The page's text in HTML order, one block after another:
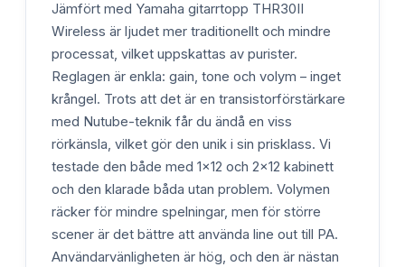
Jämfört med Yamaha gitarrtopp THR30II
Wireless är ljudet mer traditionellt och mindre
processat, vilket uppskattas av purister.
Reglagen är enkla: gain, tone och volym – inget
krångel. Trots att det är en transistorförstärkare
med Nutube-teknik får du ändå en viss
rörkänsla, vilket gör den unik i sin prisklass. Vi
testade den både med 1x12 och 2x12 kabinett
och den klarade båda utan problem. Volymen
räcker för mindre spelningar, men för större
scener är det bättre att använda line out till PA.
Användarvänligheten är hög, och den är nästan